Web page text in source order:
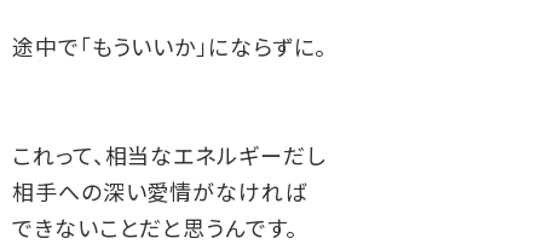
途中で「もういいか」にならずに。
これって、相当なエネルギーだし
相手への深い愛情がなければ
できないことだと思うんです。